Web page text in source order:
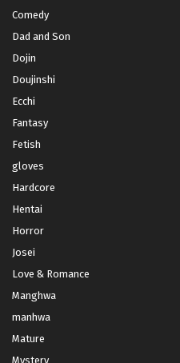
Comedy
Dad and Son
Dojin
Doujinshi
Ecchi
Fantasy
Fetish
gloves
Hardcore
Hentai
Horror
Josei
Love & Romance
Manghwa
manhwa
Mature
Mystery